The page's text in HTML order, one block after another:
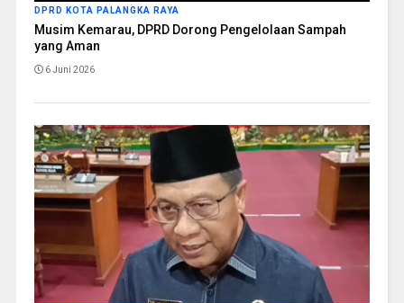
DPRD KOTA PALANGKA RAYA
Musim Kemarau, DPRD Dorong Pengelolaan Sampah
yang Aman
6 Juni 2026